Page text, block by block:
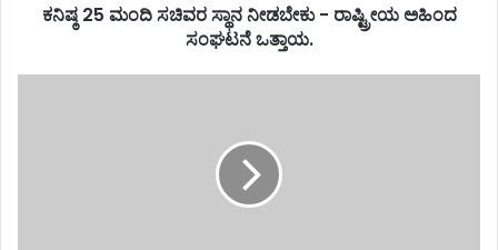
ಕನಿಷ್ಠ 25 ಮಂದಿ ಸಚಿವರ ಸ್ಥಾನ ನೀಡಬೇಕು - ರಾಷ್ಟ್ರೀಯ ಅಹಿಂದ
ಸಂಘಟನೆ ಒತ್ತಾಯ.